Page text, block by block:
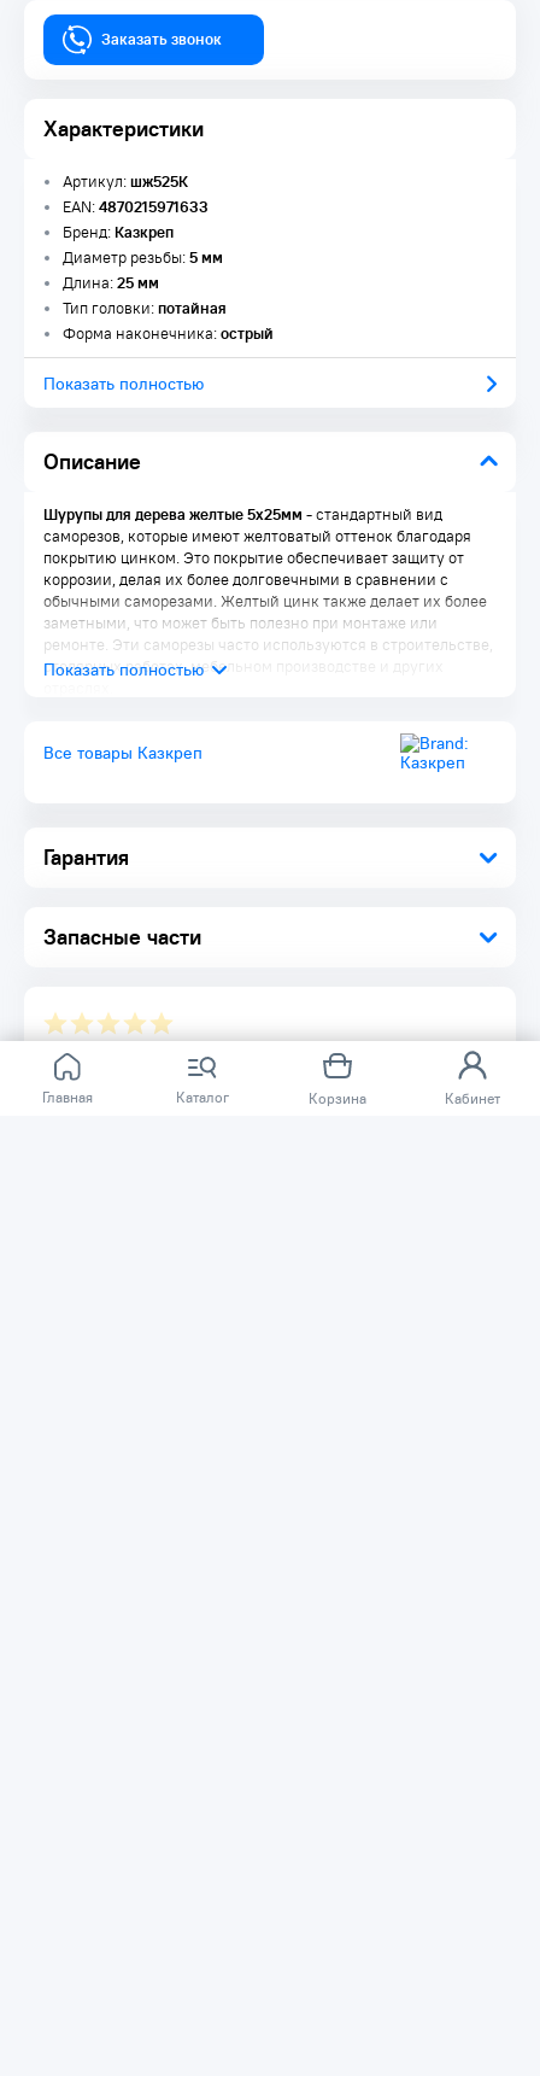
Главная Каталог Корзина Кабинет
Заказать звонок
Характеристики
Описание
Гарантия
Запасные части
Артикул:шж525К
EAN:4870215971633
Бренд:Казкреп
Диаметр резьбы:5 мм
Длина:25 мм
Тип головки:потайная
Форма наконечника:острый
Показать полностью
Шурупы для дерева желтые 5х25мм -стандартный вид
саморезов, которые имеют желтоватый оттенок благодаря
покрытию цинком. Это покрытие обеспечивает защиту от
коррозии, делая их более долговечными в сравнении с
обычными саморезами. Желтый цинк также делает их более
заметными, что может быть полезно при монтаже или
ремонте. Эти саморезы часто используются в строительстве,
столярных работах, мебельном производстве и других
Все товары Казкреп
Отзывов ещё нет.